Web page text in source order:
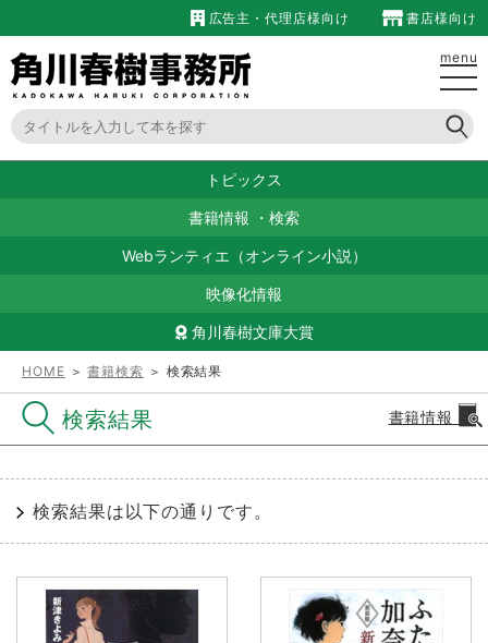
広告主・代理店様向け 書店様向け
menu
トピックス
書籍情報 ・ 検索
Webランティエ（オンライン小説）
映像化情報
角川春樹文庫大賞
HOME ＞書籍検索 ＞ 検索結果
検索結果 書籍情報
検索結果は以下の通りです。